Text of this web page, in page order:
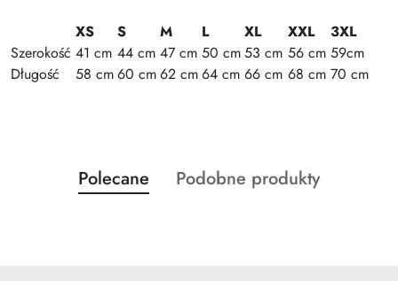
XS S M L XL XXL
3XL
Szerokość 41 cm 44 cm 47 cm 50 cm53 cm 56 cm 59cm
Długość
58 cm60 cm62 cm64 cm 66 cm 68 cm 70 cm
Pomiń karuzelę produktów
Produkty
o
Polecane
Produkty
Podobne produkty